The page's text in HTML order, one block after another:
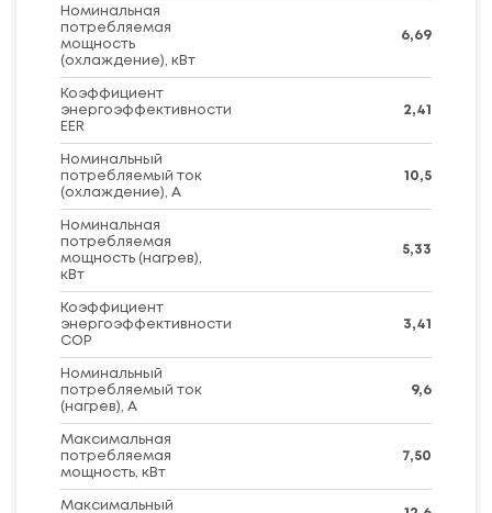
Номинальная
потребляемая
мощность
(охлаждение), кВт
6,69
Коэффициент
энергоэффективности
EER
2,41
Номинальный
потребляемый ток
(охлаждение), А
10,5
Номинальная
потребляемая
мощность (нагрев),
кВт
5,33
Коэффициент
энергоэффективности
COP
3,41
Номинальный
потребляемый ток
(нагрев), А
9,6
Максимальная
потребляемая
мощность, кВт
7,50
Максимальный